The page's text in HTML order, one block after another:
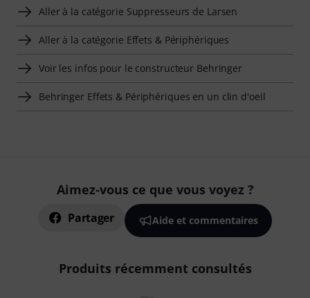
Aller à la catégorie Suppresseurs de Larsen
Aller à la catégorie Effets & Périphériques
Voir les infos pour le constructeur Behringer
Behringer Effets & Périphériques en un clin d'oeil
Aimez-vous ce que vous voyez ?
Partager Aide et commentaires
Produits récemment consultés